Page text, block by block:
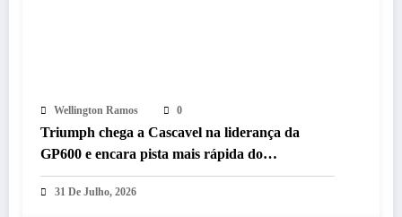
Wellington Ramos 0
Triumph chega a Cascavel na liderança da
GP600 e encara pista mais rápida do
MOTO1000GP 2026
31 De Julho, 2026